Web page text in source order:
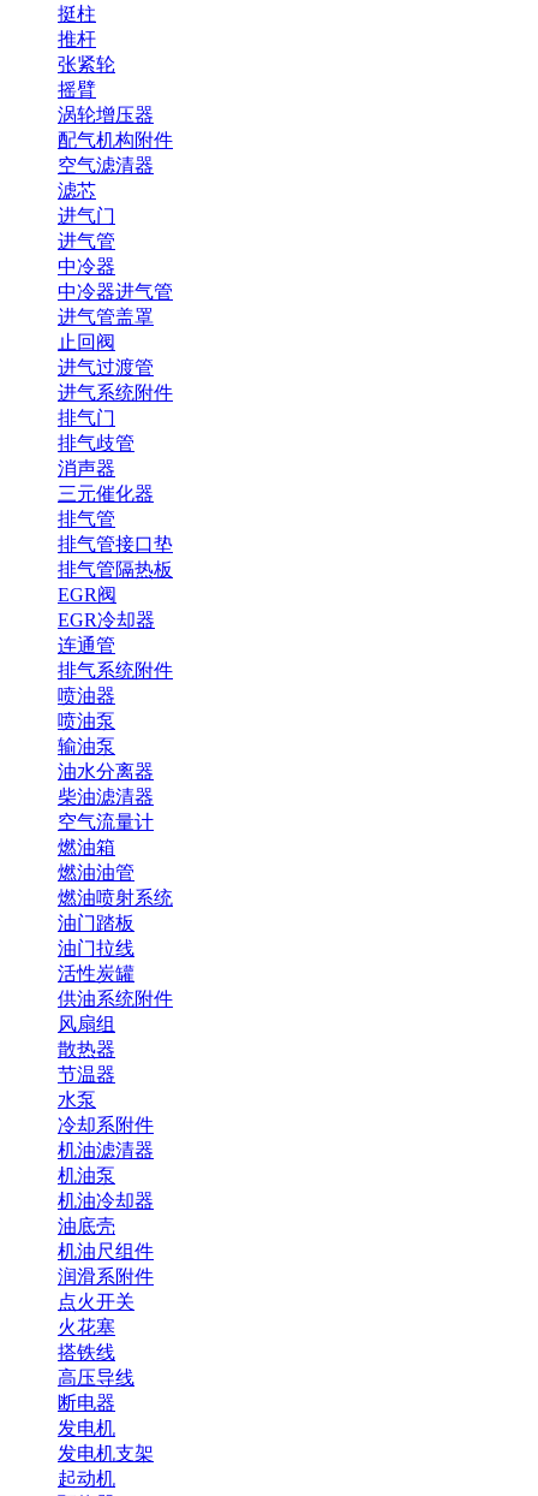
挺柱
推杆
张紧轮
摇臂
涡轮增压器
配气机构附件
空气滤清器
滤芯
进气门
进气管
中冷器
中冷器进气管
进气管盖罩
止回阀
进气过渡管
进气系统附件
排气门
排气歧管
消声器
三元催化器
排气管
排气管接口垫
排气管隔热板
EGR阀
EGR冷却器
连通管
排气系统附件
喷油器
喷油泵
输油泵
油水分离器
柴油滤清器
空气流量计
燃油箱
燃油油管
燃油喷射系统
油门踏板
油门拉线
活性炭罐
供油系统附件
风扇组
散热器
节温器
水泵
冷却系附件
机油滤清器
机油泵
机油冷却器
油底壳
机油尺组件
润滑系附件
点火开关
火花塞
搭铁线
高压导线
断电器
发电机
发电机支架
起动机